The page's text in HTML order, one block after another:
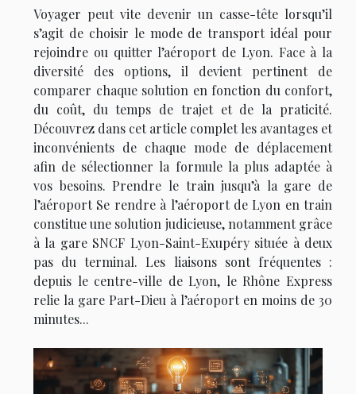
Voyager peut vite devenir un casse-tête lorsqu’il
s’agit de choisir le mode de transport idéal pour
rejoindre ou quitter l’aéroport de Lyon. Face à la
diversité des options, il devient pertinent de
comparer chaque solution en fonction du confort,
du coût, du temps de trajet et de la praticité.
Découvrez dans cet article complet les avantages et
inconvénients de chaque mode de déplacement
afin de sélectionner la formule la plus adaptée à
vos besoins. Prendre le train jusqu’à la gare de
l’aéroport Se rendre à l’aéroport de Lyon en train
constitue une solution judicieuse, notamment grâce
à la gare SNCF Lyon-Saint-Exupéry située à deux
pas du terminal. Les liaisons sont fréquentes :
depuis le centre-ville de Lyon, le Rhône Express
relie la gare Part-Dieu à l’aéroport en moins de 30
minutes...